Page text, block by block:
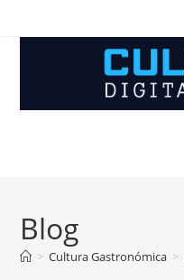
Blog
> Cultura Gastronómica >